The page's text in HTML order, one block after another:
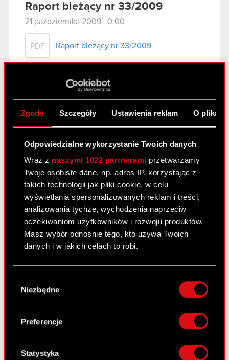
Zgoda Szczegóły Ustawienia reklam O
Odpowiedzialne wykorzystanie Twoich danych
Wraz z naszymi 1022 partnerami przetwarzamy
Twoje osobiste dane, np. adres IP, korzystając z
takich technologii jak pliki cookie, w celu
wyświetlania spersonalizowanych reklam i treści,
analizowania tychże, wychodzenia naprzeciw
oczekiwaniom użytkowników i rozwoju produktów.
Masz wybór odnośnie tego, kto używa Twoich
danych i w jakich celach to robi.
lokalizacji geograficznej z dokładnością nawet
Identyfikować Twoje urządzenie, aktywnie
analizując charakteryzującego je zbiory
palca)
zgody
Niezbędne
Preferencje
Statystyka
Raport bieżący nr 33/2009
21 października 2009 0:00
PDF Raport bieżący nr 33/2009
Raport bieżący nr 32/2009
PDF
głosów w Spółce wyniku zawartego
porozumienia
Raport bieżący nr 31/2009
1 października 2009 0:00